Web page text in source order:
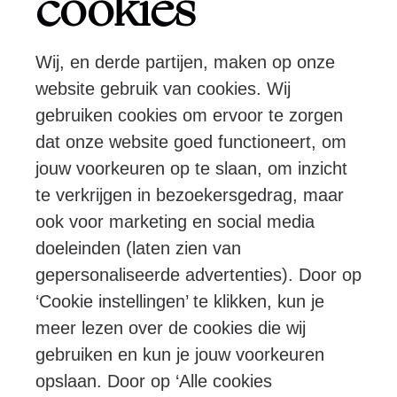
cookies
Wij, en derde partijen, maken op onze
website gebruik van cookies. Wij
gebruiken cookies om ervoor te zorgen
dat onze website goed functioneert, om
jouw voorkeuren op te slaan, om inzicht
te verkrijgen in bezoekersgedrag, maar
ook voor marketing en social media
doeleinden (laten zien van
gepersonaliseerde advertenties). Door op
‘Cookie instellingen’ te klikken, kun je
meer lezen over de cookies die wij
gebruiken en kun je jouw voorkeuren
opslaan. Door op ‘Alle cookies
Programmeurs Contact
Volg ons:
© Ragazze Quartet – 2026 All rights
reserved
Algemene voorwaarden Privacy & cookies